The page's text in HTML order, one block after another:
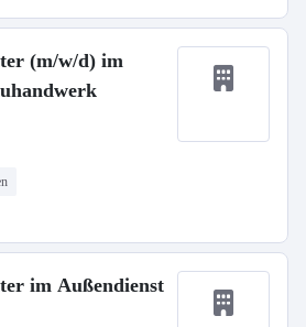
(m/w/d) im
im Außendienst